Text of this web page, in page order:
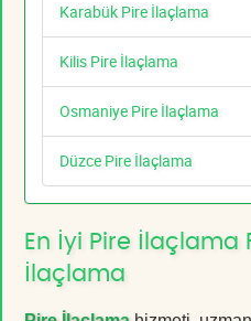
Karabük Pire İlaçlama
Kilis Pire İlaçlama
Osmaniye Pire İlaçlama
Düzce Pire İlaçlama
En İyi Pire İlaçlama
İlaçlama